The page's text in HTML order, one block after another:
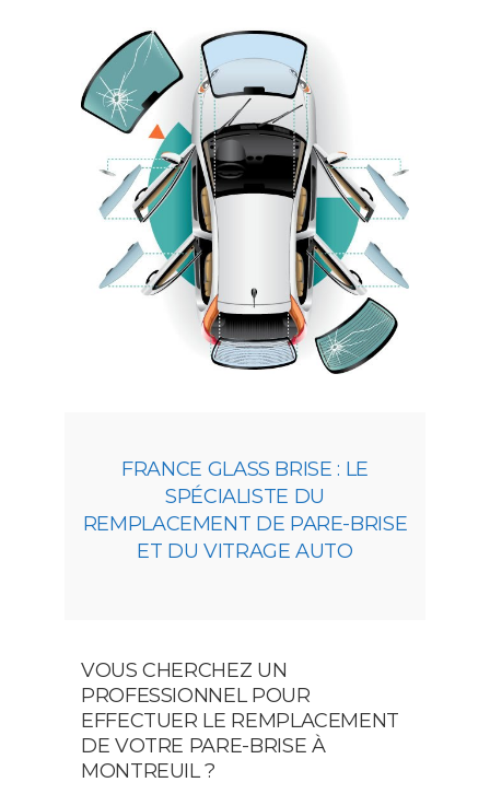
FRANCE GLASS BRISE : LE
SPÉCIALISTE DU
REMPLACEMENT DE PARE-BRISE
ET DU VITRAGE AUTO
VOUS CHERCHEZ UN
PROFESSIONNEL POUR
EFFECTUER LE REMPLACEMENT
DE VOTRE PARE-BRISE À
MONTREUIL ?